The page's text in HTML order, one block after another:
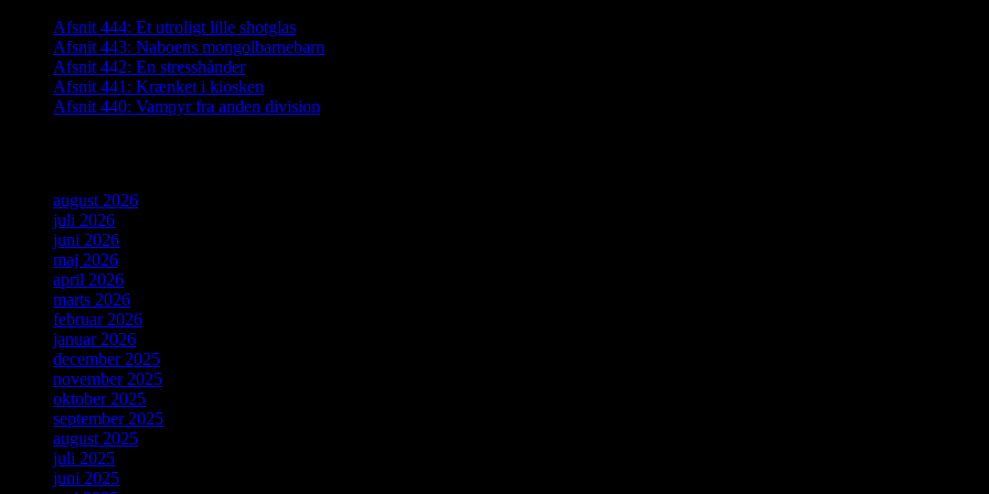
Afsnit 444: Et utroligt lille shotglas
Afsnit 443: Naboens mongolbarnebarn
Afsnit 442: En stresshånder
Afsnit 441: Krænket i kiosken
Afsnit 440: Vampyr fra anden division
august 2026
juli 2026
juni 2026
maj 2026
april 2026
marts 2026
februar 2026
januar 2026
december 2025
november 2025
oktober 2025
september 2025
august 2025
juli 2025
juni 2025